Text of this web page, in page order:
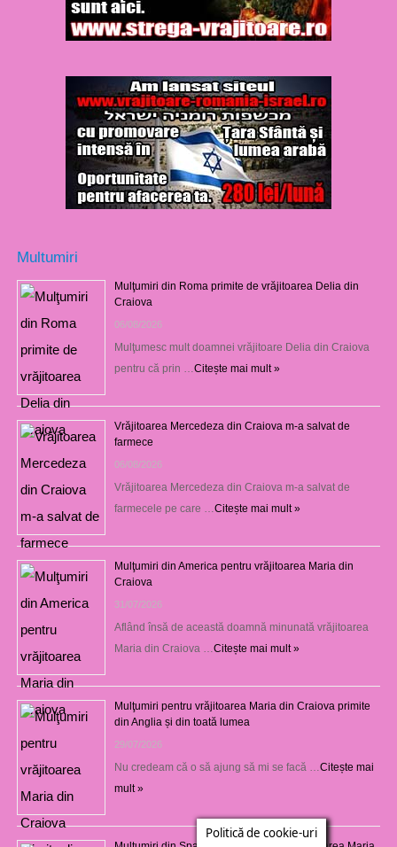
Multumiri
Mulţumiri din Roma primite de vrăjitoarea Delia din
Craiova
06/08/2026
Mulţumesc mult doamnei vrăjitoare Delia din Craiova
pentru că prin …Citește mai mult »
Vrăjitoarea Mercedeza din Craiova m-a salvat de
farmece
06/08/2026
Vrăjitoarea Mercedeza din Craiova m-a salvat de
farmecele pe care …Citește mai mult »
Mulţumiri din America pentru vrăjitoarea Maria din
Craiova
31/07/2026
Aflând însă de această doamnă minunată vrăjitoarea
Maria din Craiova …Citește mai mult »
Mulţumiri pentru vrăjitoarea Maria din Craiova primite
din Anglia și din toată lumea
29/07/2026
Nu credeam că o să ajung să mi se facă …Citește mai
mult »
Politică de cookie-uri